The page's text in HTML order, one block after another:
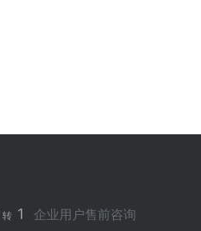
转1 企业用户售前咨询